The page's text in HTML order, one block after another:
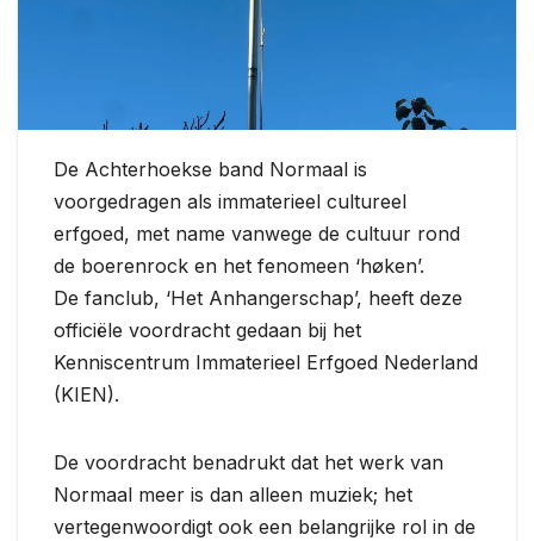
De Achterhoekse band Normaal is
voorgedragen als immaterieel cultureel
erfgoed, met name vanwege de cultuur rond
de boerenrock en het fenomeen ‘høken’.
De fanclub, ‘Het Anhangerschap’, heeft deze
officiële voordracht gedaan bij het
Kenniscentrum Immaterieel Erfgoed Nederland
(KIEN).
De voordracht benadrukt dat het werk van
Normaal meer is dan alleen muziek; het
vertegenwoordigt ook een belangrijke rol in de